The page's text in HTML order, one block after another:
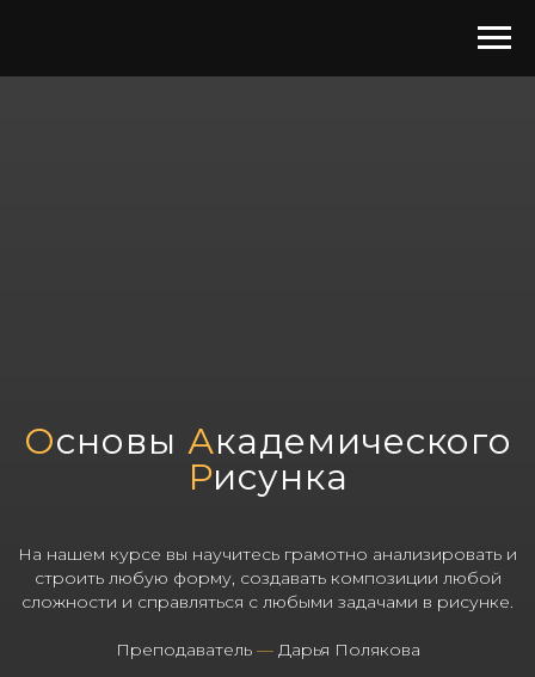
Основы Академического
Рисунка
На нашем курсе вы научитесь грамотно анализировать и
строить любую форму, создавать композиции любой
сложности и справляться с любыми задачами в рисунке.
Преподаватель —Дарья Полякова